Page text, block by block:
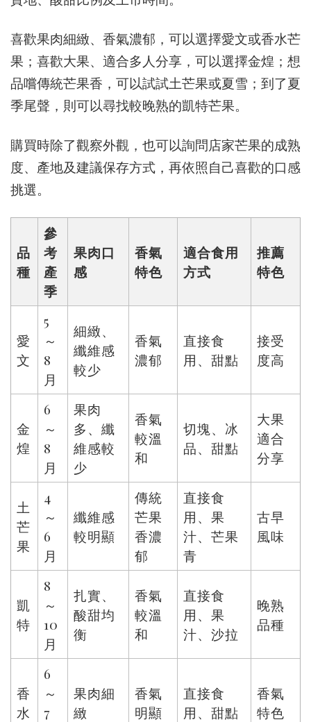
喜歡果肉細緻、香氣濃郁，可以選擇愛文或香水芒
果；喜歡大果、適合多人分享，可以選擇金煌；想
品嚐傳統芒果香，可以試試土芒果或夏雪；到了夏
季尾聲，則可以尋找較晚熟的凱特芒果。
購買時除了觀察外觀，也可以詢問店家芒果的成熟
度、產地及建議保存方式，再依照自己喜歡的口感
挑選。
品
種
參
考
產
季
果肉口
感
香氣
特色
適合食用
方式
推薦
特色
愛
文
5
～
8
月
細緻、
纖維感
較少
香氣
濃郁
直接食
用、甜點
接受
度高
金
煌
6
～
8
月
果肉
多、纖
維感較
少
香氣
較溫
和
切塊、冰
品、甜點
大果
適合
分享
土
芒
果
4
～
6
月
纖維感
較明顯
傳統
芒果
香濃
郁
直接食
用、果
汁、芒果
青
古早
風味
凱
特
8
～
10
月
扎實、
酸甜均
衡
香氣
較溫
和
直接食
用、果
汁、沙拉
晚熟
品種
香
水
6
～
7
果肉細
緻
香氣
明顯
直接食
用、甜點
香氣
特色